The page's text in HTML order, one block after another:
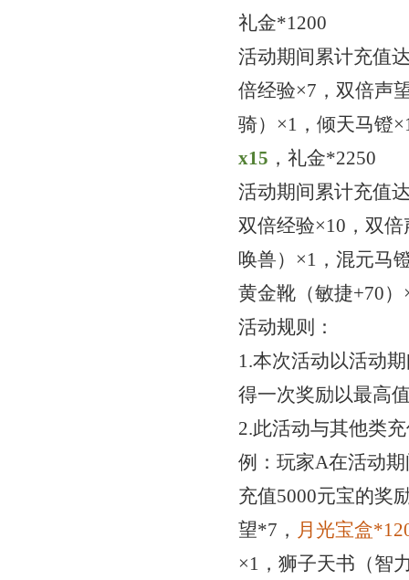
礼金*1200
活动期间累计充值
倍经验×7，双倍声
骑） ×1，倾天马镫
x1 5 ，礼金*2250
活动期间累计充值
双倍经验×10，双
唤兽） ×1，混元马
黄金靴（敏捷+70）
活动规则：
1.本次活动以活动
得一次奖励以最高
2.此活动与其他类
例：玩家A在活动
充值5000元宝的奖
望*7， 月光宝盒*1
×1，狮子天书（智